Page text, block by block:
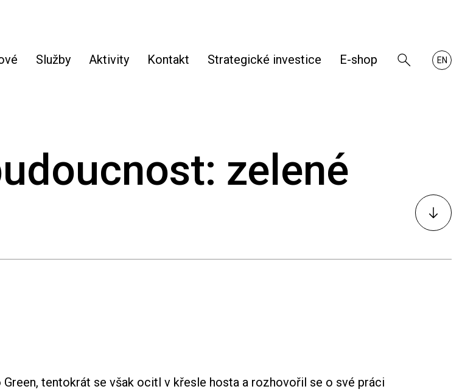
Služby Aktivity Kontakt Strategické investice E-shop
ZobrazitEN
About
zelené
K
obsahu
tentokrát se však ocitl v křesle hosta a rozhovořil se o své práci